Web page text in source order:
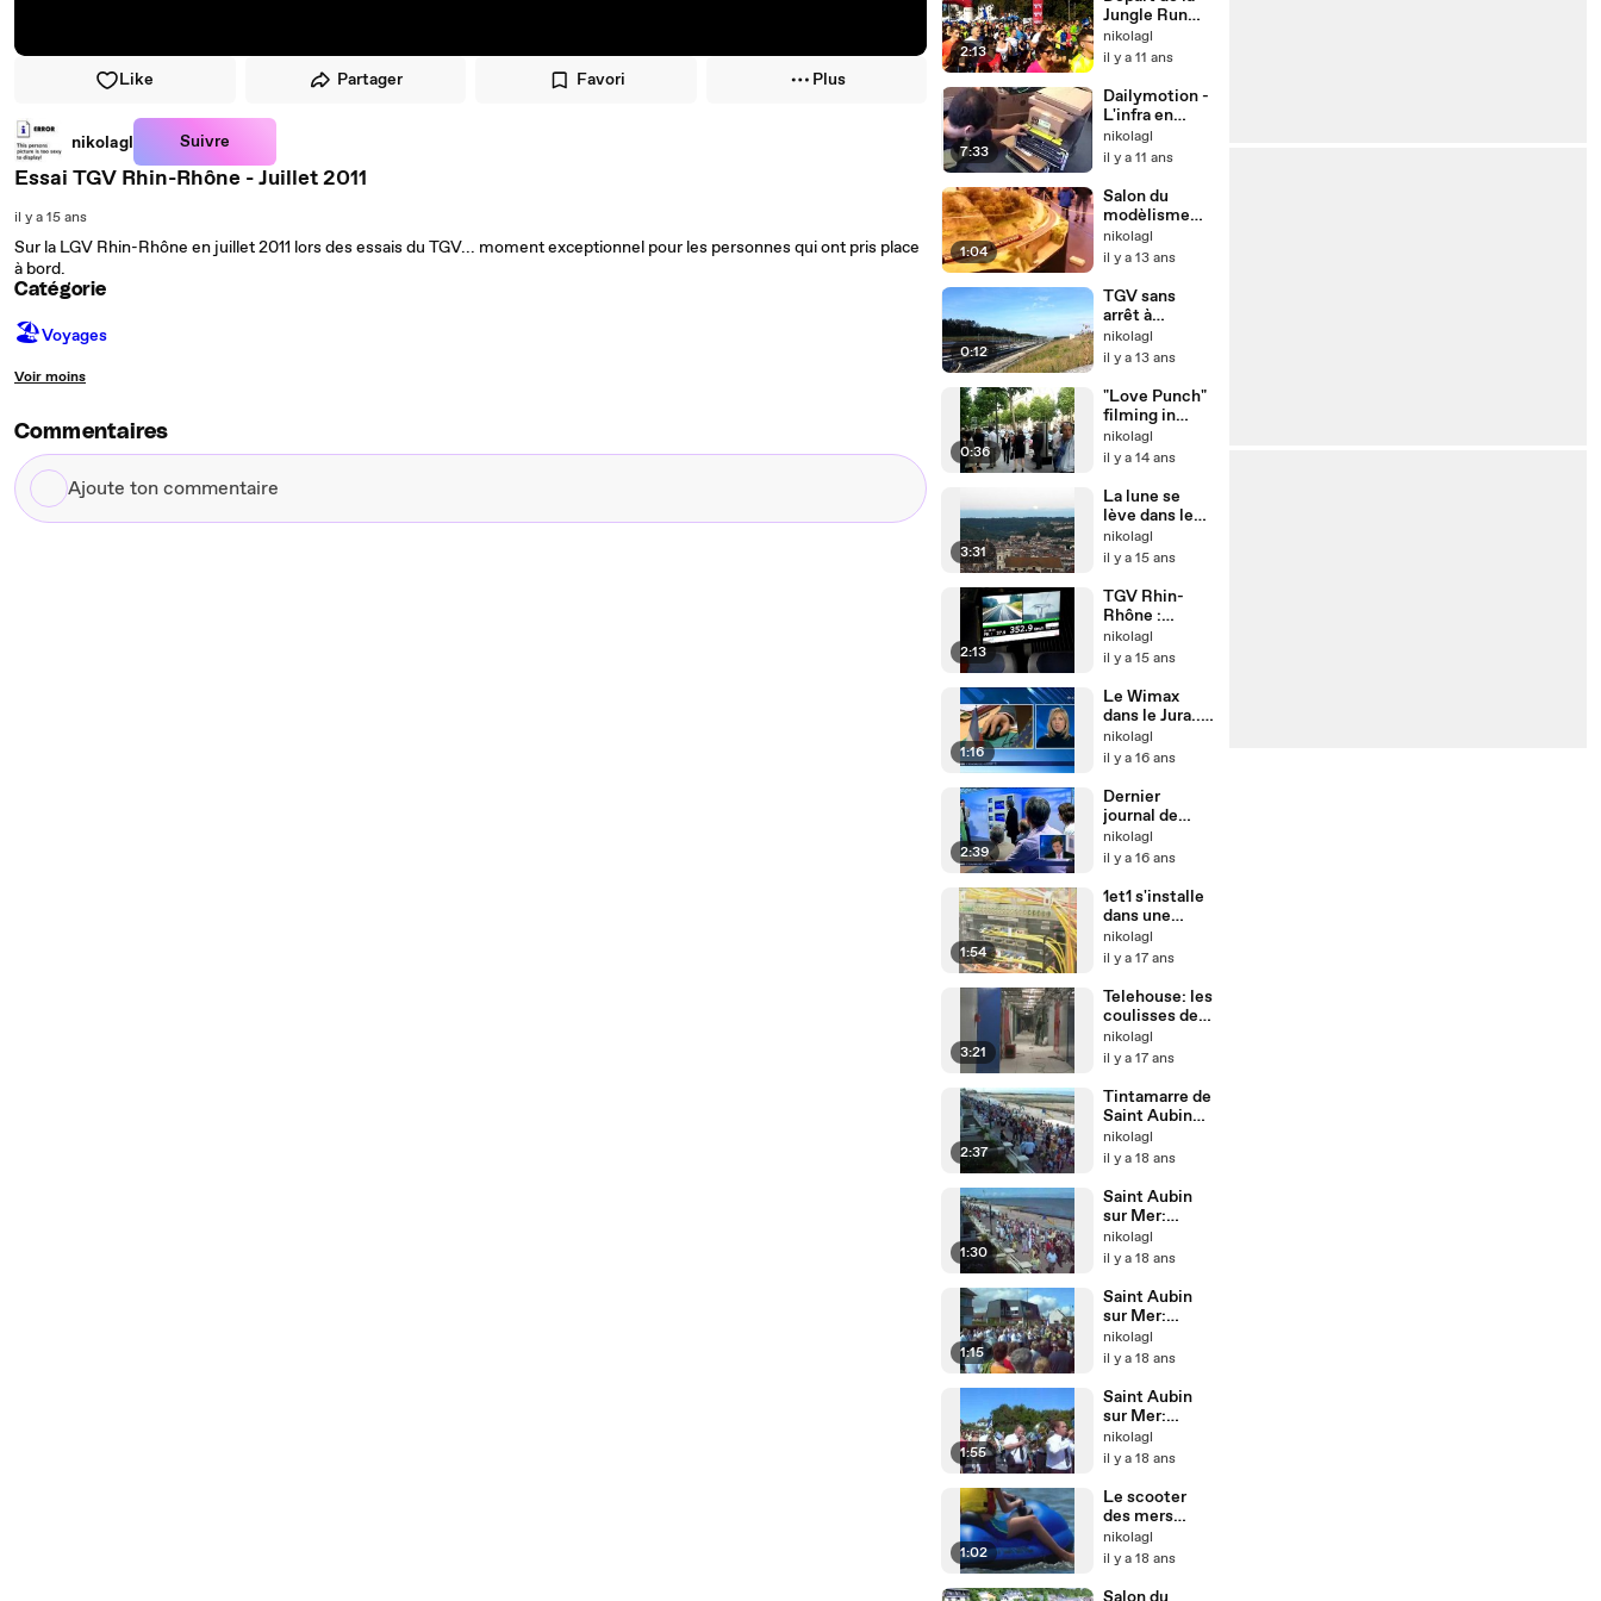
Like Partager Favori Plus
nikolagl Suivre
Essai TGV Rhin-Rhône - Juillet 2011
il y a 15 ans
Sur la LGV Rhin-Rhône en juillet 2011 lors des essais du TGV... moment exceptionnel pour les personnes qui ont pris place
à bord.
Catégorie
🏖Voyages
Voir moins
Commentaires
Ajoute
ton
2:13
Jungle Run
2015 à
Besançon
nikolagl
il y a 11 ans
7:33
Dailymotion -
L'infra en
2006
nikolagl
il y a 11 ans
1:04
Salon du
modèlisme
2013 -
Valdahon
nikolagl
il y a 13 ans
0:12
TGV sans
arrêt à
Besançon
Franche-
nikolagl
il y a 13 ans
0:36
"Love Punch"
filming in
Paris (with
Pierce
nikolagl
il y a 14 ans
3:31
La lune se
lève dans le
ciel de
Besançon
nikolagl
il y a 15 ans
2:13
TGV Rhin-
Rhône :
pointe à 354
km/h !
nikolagl
il y a 15 ans
1:16
Le Wimax
dans le Jura...
ce n'est pas
encore ça
nikolagl
il y a 16 ans
2:39
Dernier
journal de
Maxime
Guégnard sur
Franche-
Comté
nikolagl
il y a 16 ans
1:54
1et1 s'installe
dans une
ancienne
usine
nikolagl
il y a 17 ans
3:21
Telehouse: les
coulisses de
la
construction
datacenter
nikolagl
il y a 17 ans
2:37
Tintamarre de
Saint Aubin
sur Mer (15
Août 2008)
nikolagl
il y a 18 ans
1:30
Saint Aubin
sur Mer:
Défilé du 15
Août (3)
nikolagl
il y a 18 ans
1:15
Saint Aubin
sur Mer:
Défilé du 15
Août (2)
nikolagl
il y a 18 ans
1:55
Saint Aubin
sur Mer:
Défilé 15 Août
(1)
nikolagl
il y a 18 ans
1:02
Le scooter
des mers
électrique
nikolagl
il y a 18 ans